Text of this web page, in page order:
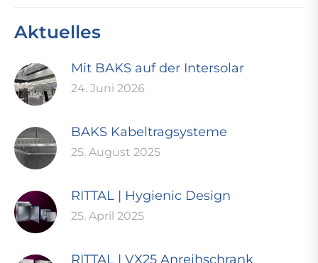
Aktuelles
Mit BAKS auf der Intersolar
24. Juni 2026
BAKS Kabeltragsysteme
25. August 2025
RITTAL | Hygienic Design
25. April 2025
RITTAL | VX25 Anreihschrank